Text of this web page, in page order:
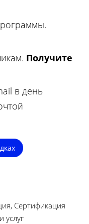
Получите
в день
Сертификация
услуг